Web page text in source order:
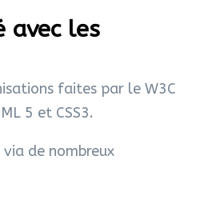
avec les
faites par le W3C
5 et CSS3.
de nombreux